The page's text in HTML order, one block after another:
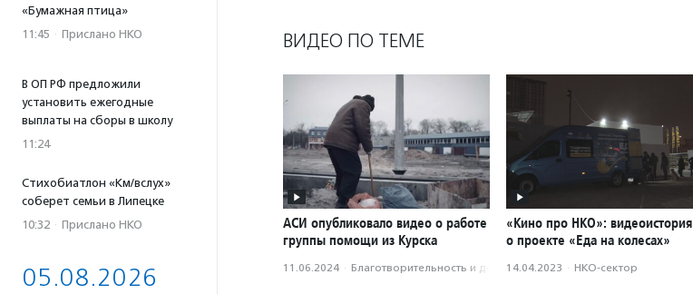
«Бумажная птица»
11:45 · Прислано НКО
В ОП РФ предложили
установить ежегодные
выплаты на сборы в школу
11:24
Стихобиатлон «Км/вслух»
соберет семьи в Липецке
10:32 · Прислано НКО
05.08.2026
ВИДЕО ПО ТЕМЕ
АСИ опубликовало видео о работе
группы помощи из Курска
11.06.2024 · Благотвори­тель­ность и доброволь­чест­во
«Кино про НКО»: видеоистория
о проекте «Еда на колесах»
14.04.2023 · НКО-сектор